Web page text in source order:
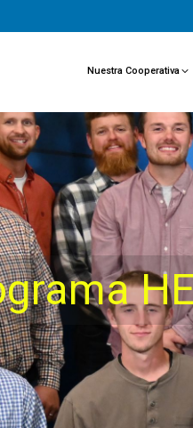
Nuestra Cooperativa